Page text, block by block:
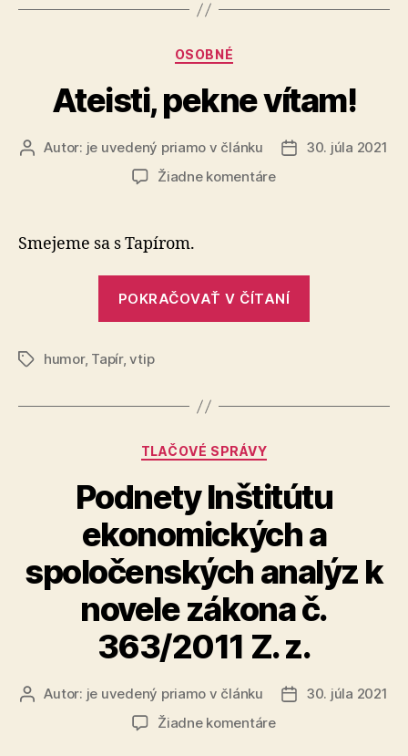
Kategórie
OSOBNÉ
Ateisti, pekne vítam!
AutorAutor: je uvedený priamo v článku
Dátum30. júla 2021
Žiadne komentárena
Smejeme sa s Tapírom.
POKRAČOVAŤ V ČÍTANÍ
Značkyhumor, Tapír,vtip
Kategórie
TLAČOVÉ SPRÁVY
Podnety Inštitútu
ekonomických a
spoločenských analýz k
novele zákona č.
363/2011 Z. z.
AutorAutor: je uvedený priamo v článku
Dátum30. júla 2021
Žiadne komentárena